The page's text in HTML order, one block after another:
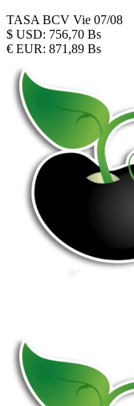
TASA BCV Vie 07/08
$ USD: 756,70 Bs
€ EUR: 871,89 Bs